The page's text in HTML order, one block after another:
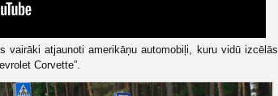
vairāki atjaunoti amerikāņu automobiļi, kuru vidū izcēlās
Corvette”.